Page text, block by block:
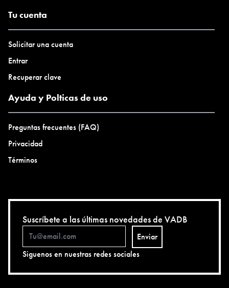
Tu cuenta
Solicitar una cuenta
Entrar
Recuperar clave
Ayuda y Polticas de uso
Preguntas frecuentes (FAQ)
Privacidad
Términos
Suscríbete a las últimas novedades de VADB
Enviar
Siguenos en nuestras redes sociales